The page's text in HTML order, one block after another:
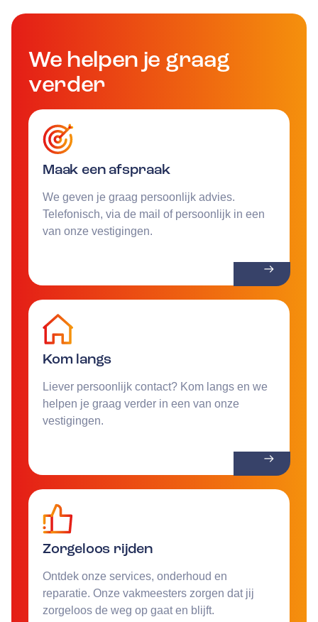
We helpen je graag
verder
Maak een afspraak
We geven je graag persoonlijk advies.
Telefonisch, via de mail of persoonlijk in een
van onze vestigingen.
Kom langs
Liever persoonlijk contact? Kom langs en we
helpen je graag verder in een van onze
vestigingen.
Zorgeloos rijden
Ontdek onze services, onderhoud en
reparatie. Onze vakmeesters zorgen dat jij
zorgeloos de weg op gaat en blijft.